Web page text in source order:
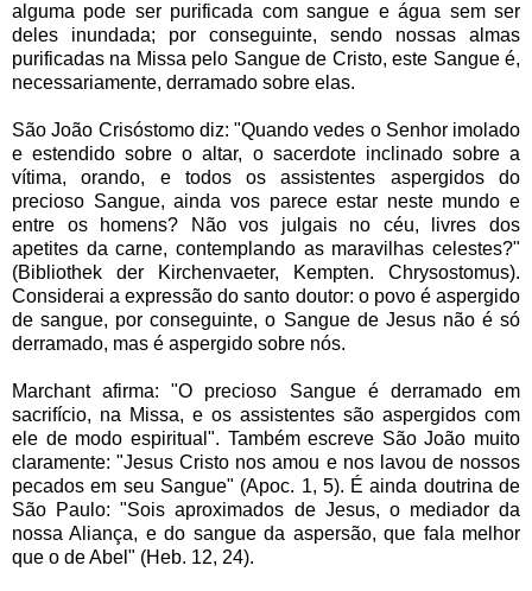
alguma pode ser purificada com sangue e água sem ser
deles inundada; por conseguinte, sendo nossas almas
purificadas na Missa pelo Sangue de Cristo, este Sangue é,
necessariamente, derramado sobre elas.
São João Crisóstomo diz: "Quando vedes o Senhor imolado
e estendido sobre o altar, o sacerdote inclinado sobre a
vítima, orando, e todos os assistentes aspergidos do
precioso Sangue, ainda vos parece estar neste mundo e
entre os homens? Não vos julgais no céu, livres dos
apetites da carne, contemplando as maravilhas celestes?"
(Bibliothek der Kirchenvaeter, Kempten. Chrysostomus).
Considerai a expressão do santo doutor: o povo é aspergido
de sangue, por conseguinte, o Sangue de Jesus não é só
derramado, mas é aspergido sobre nós.
Marchant afirma: "O precioso Sangue é derramado em
sacrifício, na Missa, e os assistentes são aspergidos com
ele de modo espiritual". Também escreve São João muito
claramente: "Jesus Cristo nos amou e nos lavou de nossos
pecados em seu Sangue" (Apoc. 1, 5). É ainda doutrina de
São Paulo: "Sois aproximados de Jesus, o mediador da
nossa Aliança, e do sangue da aspersão, que fala melhor
que o de Abel" (Heb. 12, 24).